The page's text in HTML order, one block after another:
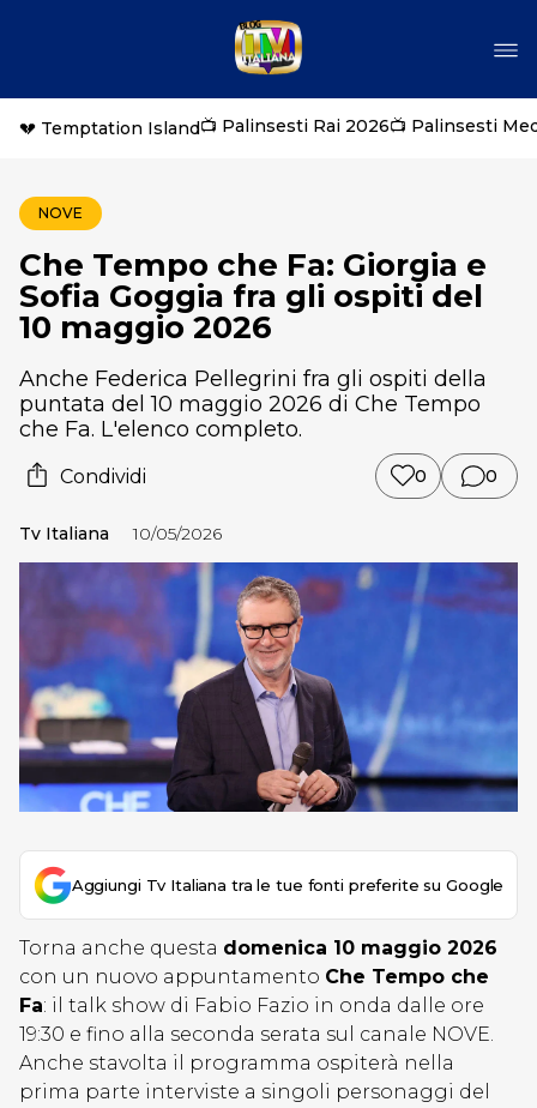
💔 Temptation Island📺 Palinsesti Rai 2026📺 Palinsesti
NOVE
Che Tempo che Fa: Giorgia e
Sofia Goggia fra gli ospiti del
10 maggio 2026
Anche Federica Pellegrini fra gli ospiti della
puntata del 10 maggio 2026 di Che Tempo
che Fa. L'elenco completo.
Condividi 0 0
Tv Italiana 10/05/2026
Aggiungi Tv Italiana tra le tue fonti preferite su Google
Torna anche questa domenica 10 maggio 2026
con un nuovo appuntamento Che Tempo che
Fa: il talk show di Fabio Fazio in onda dalle ore
19:30 e fino alla seconda serata sul canale NOVE.
Anche stavolta il programma ospiterà nella
prima parte interviste a singoli personaggi del